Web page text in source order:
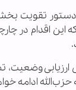
تقویت
این اقدام در
ارزیابی
ادامه